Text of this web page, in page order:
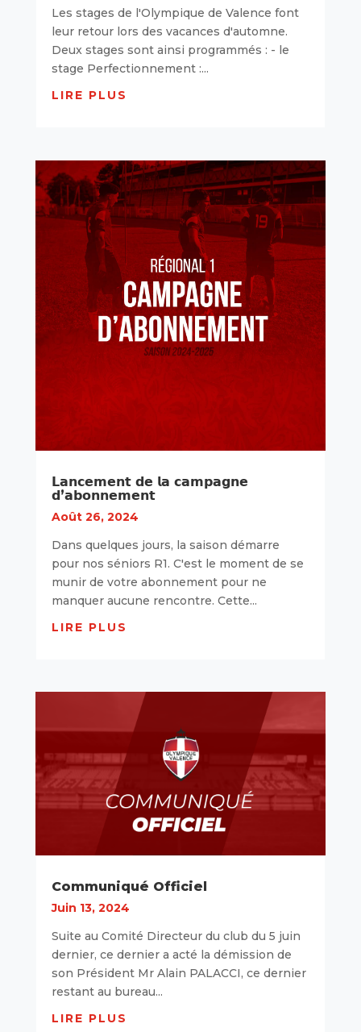
Les stages de l'Olympique de Valence font
leur retour lors des vacances d'automne.
Deux stages sont ainsi programmés : - le
stage Perfectionnement :...
LIRE PLUS
𝗟𝗮𝗻𝗰𝗲𝗺𝗲𝗻𝘁 𝗱𝗲 𝗹𝗮 𝗰𝗮𝗺𝗽𝗮𝗴𝗻𝗲
𝗱’𝗮𝗯𝗼𝗻𝗻𝗲𝗺𝗲𝗻𝘁
Août 26, 2024
Dans quelques jours, la saison démarre
pour nos séniors R1. C'est le moment de se
munir de votre abonnement pour ne
manquer aucune rencontre. Cette...
LIRE PLUS
Communiqué Officiel
Juin 13, 2024
Suite au Comité Directeur du club du 5 juin
dernier, ce dernier a acté la démission de
son Président Mr Alain PALACCI, ce dernier
restant au bureau...
LIRE PLUS